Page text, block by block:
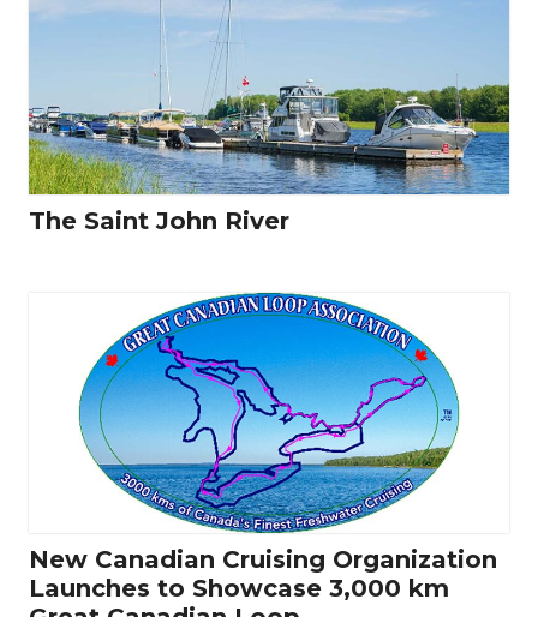
The Saint John River
New Canadian Cruising Organization
Launches to Showcase 3,000 km